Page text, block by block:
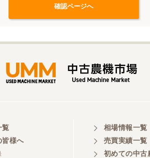
覧
皆様へ
相場情報一覧
売買実績一覧
初めての中古